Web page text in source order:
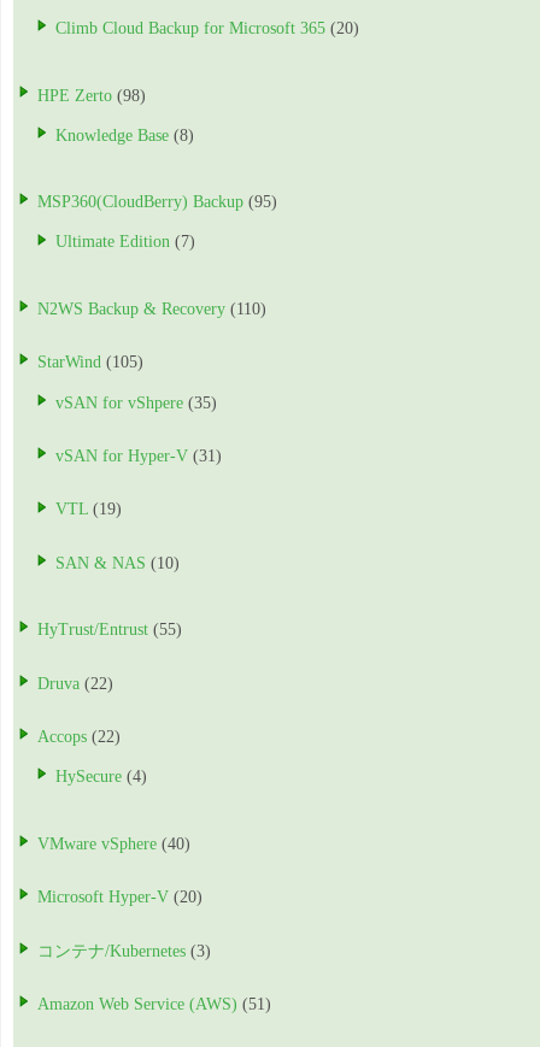
Climb Cloud Backup for Microsoft 365 (20)
HPE Zerto (98)
Knowledge Base (8)
MSP360(CloudBerry) Backup (95)
Ultimate Edition (7)
N2WS Backup & Recovery (110)
StarWind (105)
vSAN for vShpere (35)
vSAN for Hyper-V (31)
VTL (19)
SAN & NAS (10)
HyTrust/Entrust (55)
Druva (22)
Accops (22)
HySecure (4)
VMware vSphere (40)
Microsoft Hyper-V (20)
コンテナ/Kubernetes (3)
Amazon Web Service (AWS) (51)